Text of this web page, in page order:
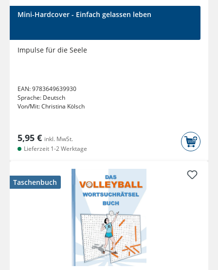
Mini-Hardcover - Einfach gelassen leben
Impulse für die Seele
EAN:9783649639930
Sprache: Deutsch
Von/Mit:Christina Kölsch
5,95 € inkl. MwSt.
Lieferzeit 1-2 Werktage
Taschenbuch